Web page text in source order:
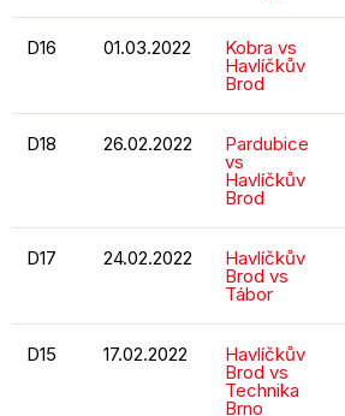
D16 01.03.2022 Kobra vs
Havlíčkův
Brod
D18 26.02.2022 Pardubice
vs
Havlíčkův
Brod
D17 24.02.2022 Havlíčkův
Brod vs
Tábor
D15 17.02.2022 Havlíčkův
Brod vs
Technika
Brno